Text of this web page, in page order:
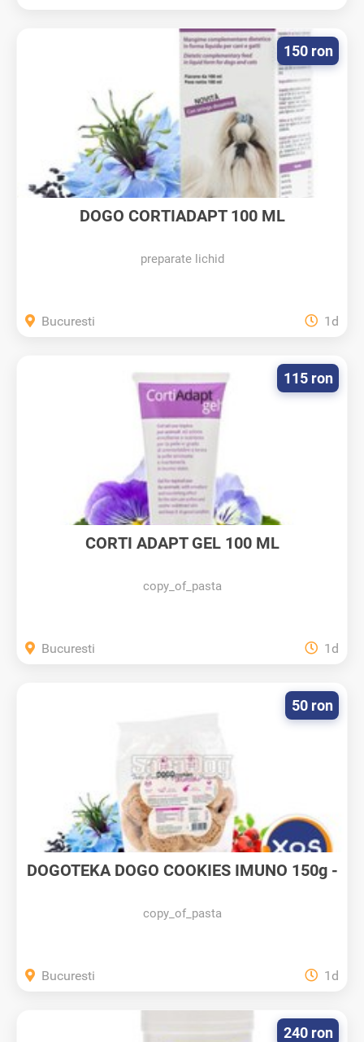
DOGO CORTIADAPT 100 ML
preparate lichid
150 ron
Bucuresti 1d
CORTI ADAPT GEL 100 ML
copy_of_pasta
115 ron
Bucuresti 1d
DOGOTEKA DOGO COOKIES IMUNO 150g -
copy_of_pasta
50 ron
Bucuresti 1d
240 ron